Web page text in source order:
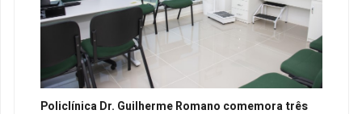
Policlínica Dr. Guilherme Romano comemora três